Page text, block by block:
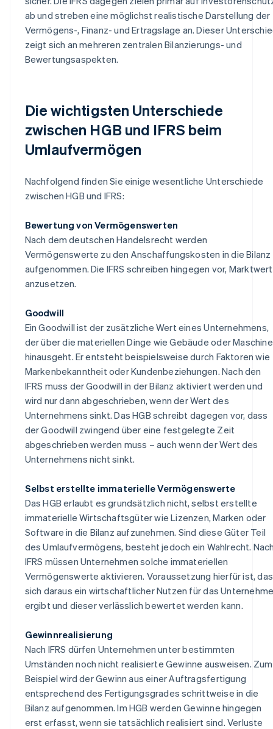
ab und streben eine möglichst realistische Darstellung der
Vermögens-, Finanz- und Ertragslage an. Dieser
zeigt sich an mehreren zentralen Bilanzierungs- und
Bewertungsaspekten.
Die wichtigsten Unterschiede
zwischen HGB und IFRS beim
Umlaufvermögen
Nachfolgend finden Sie einige wesentliche Unterschiede
zwischen HGB und IFRS:
Bewertung von Vermögenswerten
Nach dem deutschen Handelsrecht werden
Vermögenswerte zu den Anschaffungskosten in die Bilanz
aufgenommen. Die IFRS schreiben hingegen vor,
anzusetzen.
Goodwill
Ein Goodwill ist der zusätzliche Wert eines Unternehmens,
der über die materiellen Dinge wie Gebäude oder
hinausgeht. Er entsteht beispielsweise durch Faktoren wie
Markenbekanntheit oder Kundenbeziehungen. Nach den
IFRS muss der Goodwill in der Bilanz aktiviert werden und
wird nur dann abgeschrieben, wenn der Wert des
Unternehmens sinkt. Das HGB schreibt dagegen vor, dass
der Goodwill zwingend über eine festgelegte Zeit
abgeschrieben werden muss – auch wenn der Wert des
Unternehmens nicht sinkt.
Selbst erstellte immaterielle Vermögenswerte
Das HGB erlaubt es grundsätzlich nicht, selbst erstellte
immaterielle Wirtschaftsgüter wie Lizenzen, Marken oder
Software in die Bilanz aufzunehmen. Sind diese Güter Teil
des Umlaufvermögens, besteht jedoch ein Wahlrecht.
IFRS müssen Unternehmen solche immateriellen
Vermögenswerte aktivieren. Voraussetzung hierfür ist,
sich daraus ein wirtschaftlicher Nutzen für das
ergibt und dieser verlässlich bewertet werden kann.
Gewinnrealisierung
Nach IFRS dürfen Unternehmen unter bestimmten
Umständen noch nicht realisierte Gewinne ausweisen. Zum
Beispiel wird der Gewinn aus einer Auftragsfertigung
entsprechend des Fertigungsgrades schrittweise in die
Bilanz aufgenommen. Im HGB werden Gewinne hingegen
erst erfasst, wenn sie tatsächlich realisiert sind. Verluste